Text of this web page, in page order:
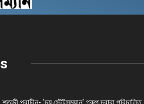
প্রাচীন- 'দ্য স্টেটসম্যান' গ্রুপ দ্বারা পরিচালিত